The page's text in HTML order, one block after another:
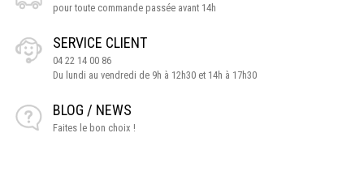
pour toute commande passée avant 14h
SERVICE CLIENT
04 22 14 00 86
Du lundi au vendredi de 9h à 12h30 et 14h à 17h30
BLOG / NEWS
Faites le bon choix !